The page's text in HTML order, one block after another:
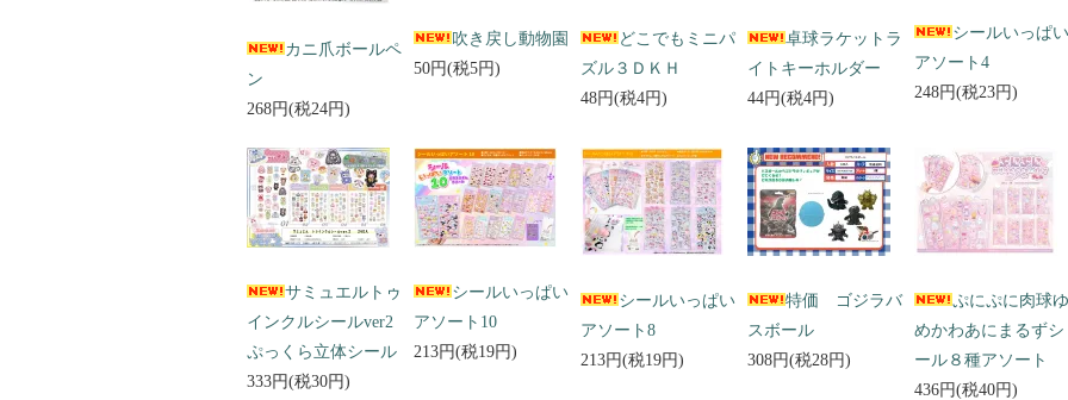
カニ爪ボールペ
ン
268円(税24円)
吹き戻し動物園
50円(税5円)
どこでもミニパ
ズル３ＤＫＨ
48円(税4円)
卓球ラケットラ
イトキーホルダー
44円(税4円)
シールいっぱい
アソート4
248円(税23円)
サミュエルトゥ
インクルシールver2
ぷっくら立体シール
333円(税30円)
シールいっぱい
アソート10
213円(税19円)
シールいっぱい
アソート8
213円(税19円)
特価 ゴジラバ
スボール
308円(税28円)
ぷにぷに肉球ゆ
めかわあにまるずシ
ール８種アソート
436円(税40円)